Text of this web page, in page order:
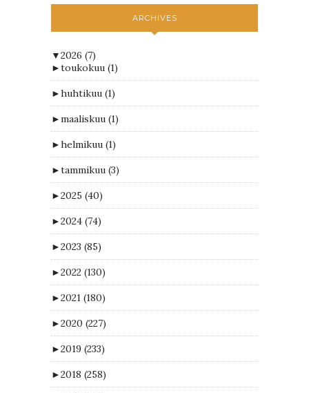
ARCHIVES
▼2026 (7)
►toukokuu (1)
►huhtikuu (1)
►maaliskuu (1)
►helmikuu (1)
►tammikuu (3)
►2025 (40)
►2024 (74)
►2023 (85)
►2022 (130)
►2021 (180)
►2020 (227)
►2019 (233)
►2018 (258)